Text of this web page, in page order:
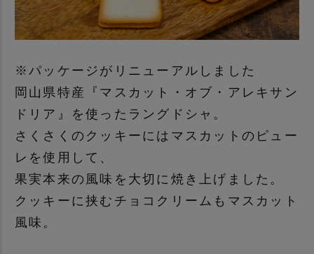
※パッケージがリニューアルしました
岡山県特産『マスカット・オブ・アレキサン
ドリア』を使ったラングドシャ。
さくさくのクッキーにはマスカットのピュー
レを使用して、
果実本来の風味を大切に焼き上げました。
クッキーに挟むチョコクリームもマスカット
風味。